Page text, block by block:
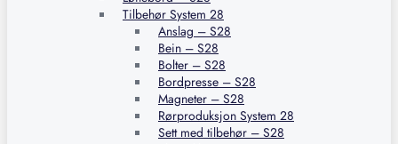
Tilbehør System 28
Anslag – S28
Bein – S28
Bolter – S28
Bordpresse – S28
Magneter – S28
Rørproduksjon System 28
Sett med tilbehør – S28